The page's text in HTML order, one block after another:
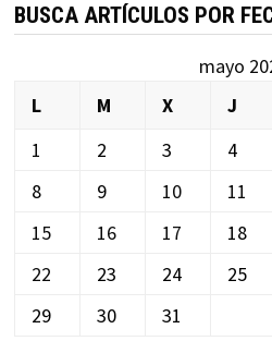
BUSCA ARTÍCULOS POR
mayo
L
M X J
1
2 3 4
8
9 10 11
15
16 17 18
22
23 24 25
29
30 31